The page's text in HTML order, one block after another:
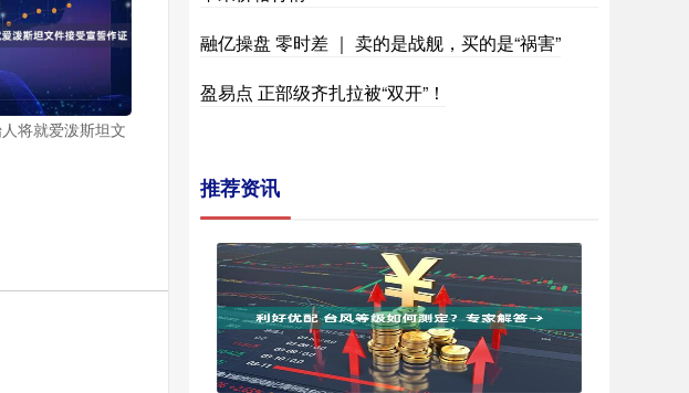
将就爱泼斯坦文
融亿操盘 零时差 ｜ 卖的是战舰，买的是“祸害”
盈易点 正部级齐扎拉被“双开”！
推荐资讯